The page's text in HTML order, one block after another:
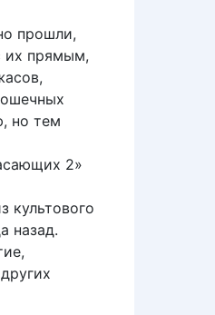
прошли,
их прямым,
но тем
2»
культового
назад.